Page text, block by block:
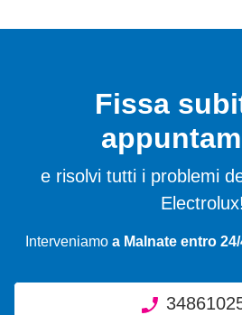
Fissa
e risolvi tutti i problemi
Electrolux!
Interveniamo a Malnate entro